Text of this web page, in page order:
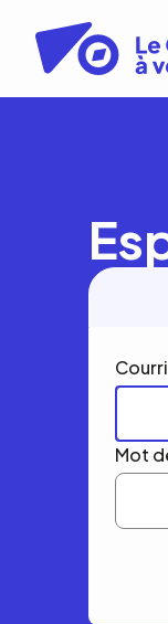
contenu
principal
Mot